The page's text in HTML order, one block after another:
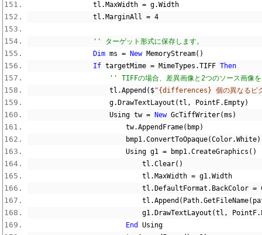
                tl
. MaxWidth = g.Width
                tl
. MarginAll = 4
'' ターゲット形式に保存します。
Dim ms = New MemoryStream()
If targetMime = MimeTypes .TIFF Then
'' TIFFの場合、差異画像と2つのソース画像
                    tl
.Append ($"{differences} 個の異なるピ
                    g
. DrawTextLayout (tl , PointF. Empty)
                    Using tw
= New GcTiffWriter(ms )
                        tw
.AppendFrame( bmp)
                        bmp1
.ConvertToOpaque(Color.White)
                        Using g1
= bmp1.CreateGraphics ()
                            tl
.Clear()
                            tl
. MaxWidth = g1.Width
                            tl
. DefaultFormat . BackColor =
                            tl
.Append ( Path.GetFileName(
                            g1
. DrawTextLayout (tl , PointF.
End
Using